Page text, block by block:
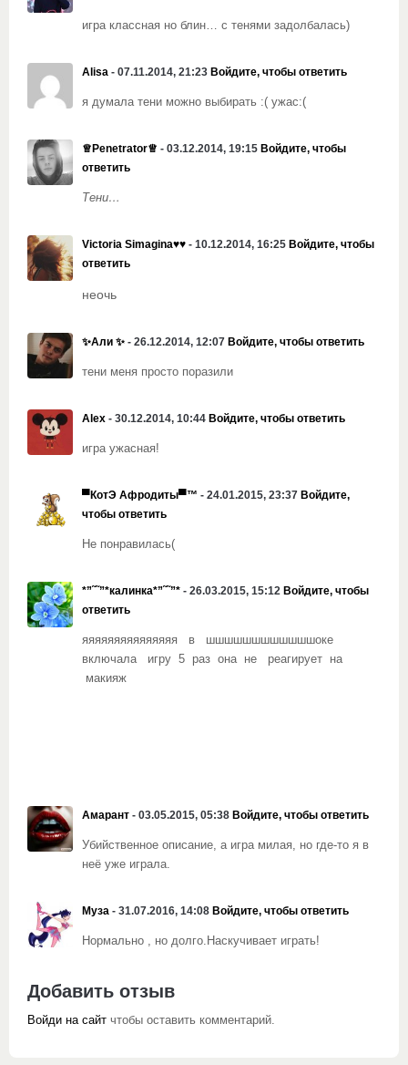
игра классная но блин… с тенями задолбалась)
Alisa - 07.11.2014, 21:23 Войдите, чтобы ответить
я думала тени можно выбирать :( ужас:(
♕Penetrator♕ - 03.12.2014, 19:15 Войдите, чтобы
ответить
Тени…
Victoria Simagina♥♥ - 10.12.2014, 16:25 Войдите, чтобы
ответить
неочь
✨Али ✨ - 26.12.2014, 12:07 Войдите, чтобы ответить
тени меня просто поразили
Alex - 30.12.2014, 10:44 Войдите, чтобы ответить
игра ужасная!
▀КотЭ Афродиты▀™ - 24.01.2015, 23:37 Войдите,
чтобы ответить
Не понравилась(
*”˜˜”*калинка*”˜˜”* - 26.03.2015, 15:12 Войдите, чтобы
ответить
яяяяяяяяяяяяяяя в шшшшшшшшшшшшоке
включала игру 5 раз она не реагирует на
макияж
Амарант - 03.05.2015, 05:38 Войдите, чтобы ответить
Убийственное описание, а игра милая, но где-то я в
неё уже играла.
Муза - 31.07.2016, 14:08 Войдите, чтобы ответить
Нормально , но долго.Наскучивает играть!
Добавить отзыв
Войди на сайт чтобы оставить комментарий.